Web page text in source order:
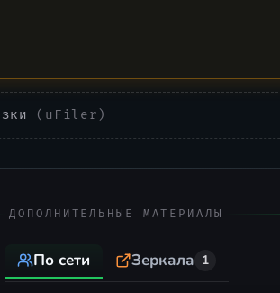
(uFiler)
ДОПОЛНИТЕЛЬНЫЕ МАТЕРИАЛЫ
По сети Зеркала 1